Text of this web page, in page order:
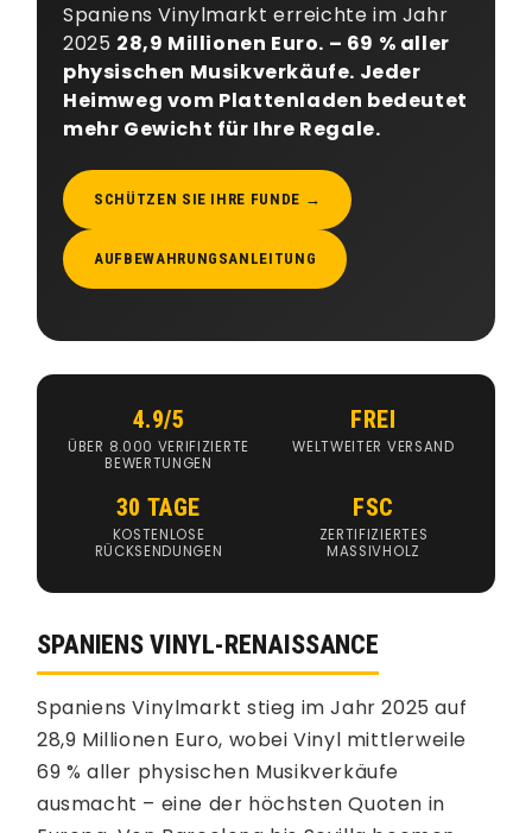
Spaniens Vinylmarkt erreichte im Jahr
2025 28,9 Millionen Euro. – 69 % aller
physischen Musikverkäufe. Jeder
Heimweg vom Plattenladen bedeutet
mehr Gewicht für Ihre Regale.
SCHÜTZEN SIE IHRE FUNDE →
AUFBEWAHRUNGSANLEITUNG
4.9/5
ÜBER 8.000 VERIFIZIERTE
BEWERTUNGEN
FREI
WELTWEITER VERSAND
30 TAGE
KOSTENLOSE
RÜCKSENDUNGEN
FSC
ZERTIFIZIERTES
MASSIVHOLZ
SPANIENS VINYL-RENAISSANCE
Spaniens Vinylmarkt stieg im Jahr 2025 auf
28,9 Millionen Euro, wobei Vinyl mittlerweile
69 % aller physischen Musikverkäufe
ausmacht – eine der höchsten Quoten in